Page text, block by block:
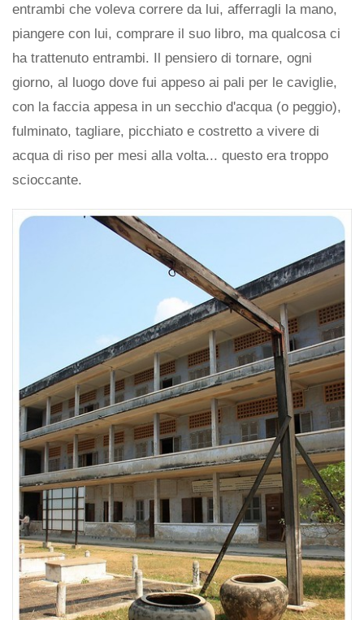
entrambi che voleva correre da lui, afferragli la mano,
piangere con lui, comprare il suo libro, ma qualcosa ci
ha trattenuto entrambi. Il pensiero di tornare, ogni
giorno, al luogo dove fui appeso ai pali per le caviglie,
con la faccia appesa in un secchio d'acqua (o peggio),
fulminato, tagliare, picchiato e costretto a vivere di
acqua di riso per mesi alla volta... questo era troppo
scioccante.